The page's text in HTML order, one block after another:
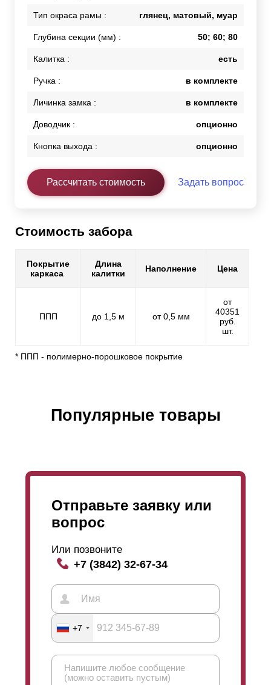
Тип окраса рамы : глянец, матовый, муар
Глубина секции (мм) : 50; 60; 80
Калитка : есть
Ручка : в комплекте
Личинка замка : в комплекте
Доводчик : опционно
Кнопка выхода : опционно
Рассчитать стоимость Задать вопрос
Стоимость забора
Покрытие
каркаса
Длина
калитки
Наполнение Цена
ППП до 1,5 м от 0,5 мм
от
40351
руб.
шт.
* ППП - полимерно-порошковое покрытие
Популярные товары
Отправьте заявку или
вопрос
Или позвоните
+7 (3842) 32-67-34
+7